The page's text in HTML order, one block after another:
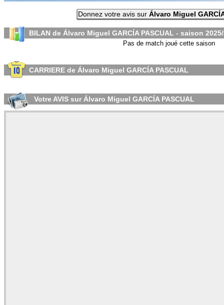
Donnez votre avis sur Álvaro Miguel
BILAN de Álvaro Miguel GARCÍA PASCUAL - saison
Pas de match joué cette saison
CARRIERE de Álvaro Miguel GARCÍA PASCUAL
Votre AVIS sur Álvaro Miguel GARCÍA PASCUAL